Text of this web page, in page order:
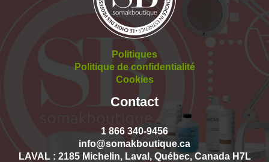
Politiques
Politique de confidentialité
Cookies
Contact
1 866 340-9456
info@somakboutique.ca
LAVAL : 2185 Michelin, Laval, Québec, Canada H7L